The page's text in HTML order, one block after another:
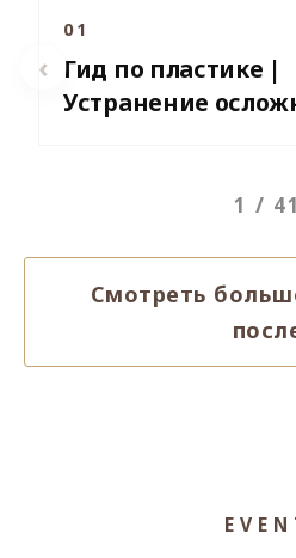
‹
01
Гид по пластике |
Устранение
испуганный взгляд,
1 / 41
Смотреть